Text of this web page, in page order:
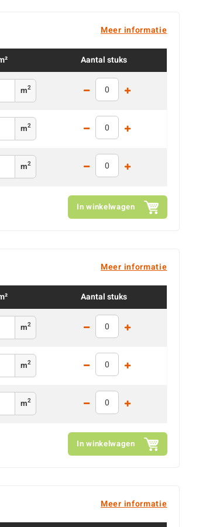
Meer informatie
Aantal stuks
m2
m2
m2
In winkelwagen
Meer informatie
Aantal stuks
m2
m2
m2
In winkelwagen
Meer informatie